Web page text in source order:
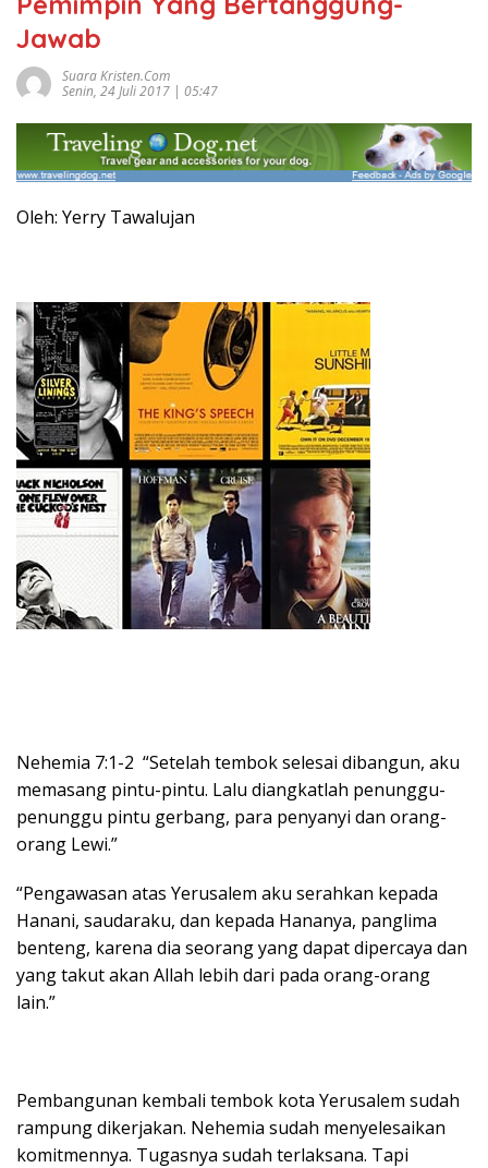
Jawab
Suara Kristen.com
Senin, 24 Juli 2017 | 05:47
Oleh: Yerry Tawalujan
Nehemia 7:1-2 “Setelah tembok selesai dibangun, aku
memasang pintu-pintu. Lalu diangkatlah penunggu-
penunggu pintu gerbang, para penyanyi dan orang-
orang Lewi.”
“Pengawasan atas Yerusalem aku serahkan kepada
Hanani, saudaraku, dan kepada Hananya, panglima
benteng, karena dia seorang yang dapat dipercaya dan
yang takut akan Allah lebih dari pada orang-orang
lain.”
Pembangunan kembali tembok kota Yerusalem sudah
rampung dikerjakan. Nehemia sudah menyelesaikan
komitmennya. Tugasnya sudah terlaksana. Tapi